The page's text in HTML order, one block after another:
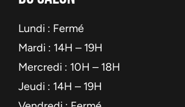
Lundi : Fermé
Mardi : 14H – 19H
Mercredi : 10H – 18H
Jeudi : 14H – 19H